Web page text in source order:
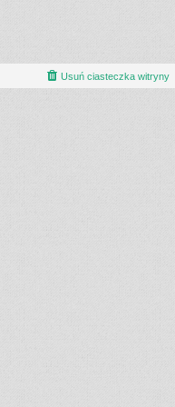
Usuń ciasteczka witryny